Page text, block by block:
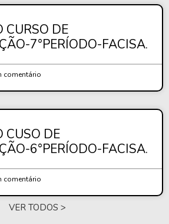
CURSO DE
7°PERÍODO-FACISA.
comentário
CUSO DE
6°PERÍODO-FACISA.
comentário
VER TODOS >